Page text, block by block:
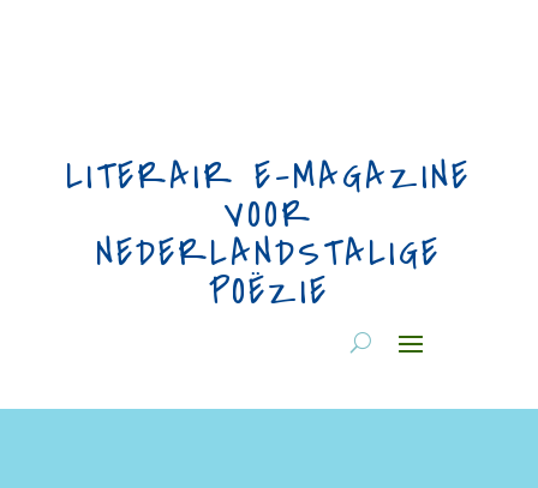
LITERAIR E-MAGAZINE
VOOR
NEDERLANDSTALIGE
POËZIE